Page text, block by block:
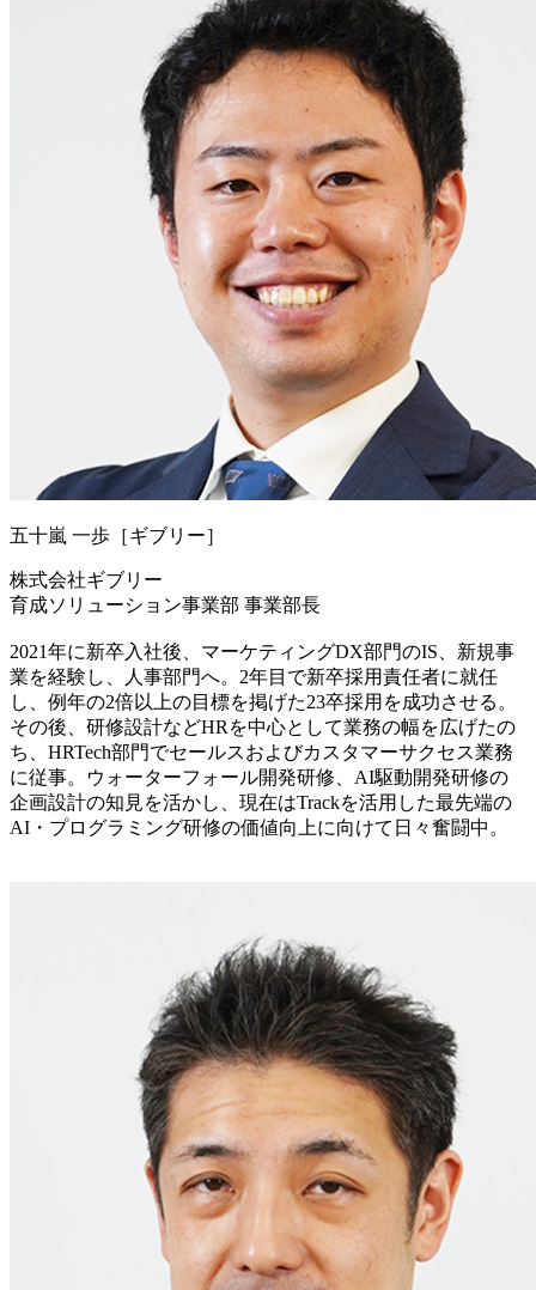
五十嵐 一歩［ギブリー］
株式会社ギブリー
育成ソリューション事業部 事業部長
2021年に新卒入社後、マーケティングDX部門のIS、新規事
業を経験し、人事部門へ。2年目で新卒採用責任者に就任
し、例年の2倍以上の目標を掲げた23卒採用を成功させる。
その後、研修設計などHRを中心として業務の幅を広げたの
ち、HRTech部門でセールスおよびカスタマーサクセス業務
に従事。ウォーターフォール開発研修、AI駆動開発研修の
企画設計の知見を活かし、現在はTrackを活用した最先端の
AI・プログラミング研修の価値向上に向けて日々奮闘中。